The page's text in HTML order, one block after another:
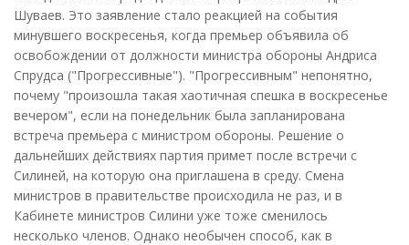
Шуваев. Это заявление стало реакцией на события
минувшего воскресенья, когда премьер объявила об
освобождении от должности министра обороны Андриса
Спрудса ("Прогрессивные"). "Прогрессивным" непонятно,
почему "произошла такая хаотичная спешка в воскресенье
вечером", если на понедельник была запланирована
встреча премьера с министром обороны. Решение о
дальнейших действиях партия примет после встречи с
Силиней, на которую она приглашена в среду. Смена
министров в правительстве происходила не раз, и в
Кабинете министров Силини уже тоже сменилось
несколько членов. Однако необычен способ, как в